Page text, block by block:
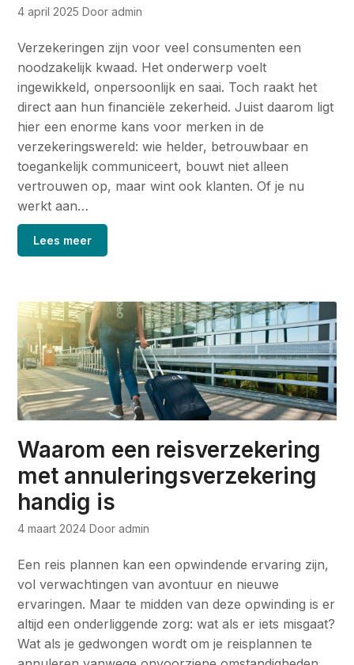
4 april 2025 Door admin
Verzekeringen zijn voor veel consumenten een
noodzakelijk kwaad. Het onderwerp voelt
ingewikkeld, onpersoonlijk en saai. Toch raakt het
direct aan hun financiële zekerheid. Juist daarom ligt
hier een enorme kans voor merken in de
verzekeringswereld: wie helder, betrouwbaar en
toegankelijk communiceert, bouwt niet alleen
vertrouwen op, maar wint ook klanten. Of je nu
werkt aan…
Lees meer
Waarom een reisverzekering
met annuleringsverzekering
handig is
4 maart 2024 Door admin
Een reis plannen kan een opwindende ervaring zijn,
vol verwachtingen van avontuur en nieuwe
ervaringen. Maar te midden van deze opwinding is er
altijd een onderliggende zorg: wat als er iets misgaat?
Wat als je gedwongen wordt om je reisplannen te